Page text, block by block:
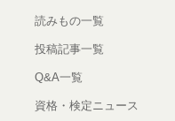
読みもの一覧
投稿記事一覧
Q&A一覧
資格・検定ニュース